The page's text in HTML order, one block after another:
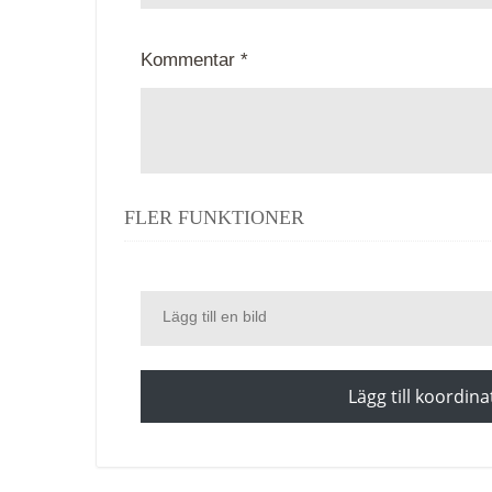
Kommentar *
FLER FUNKTIONER
Lägg till en bild
Lägg till